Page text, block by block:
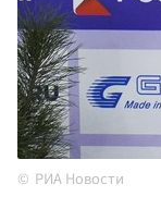
РИА Новости